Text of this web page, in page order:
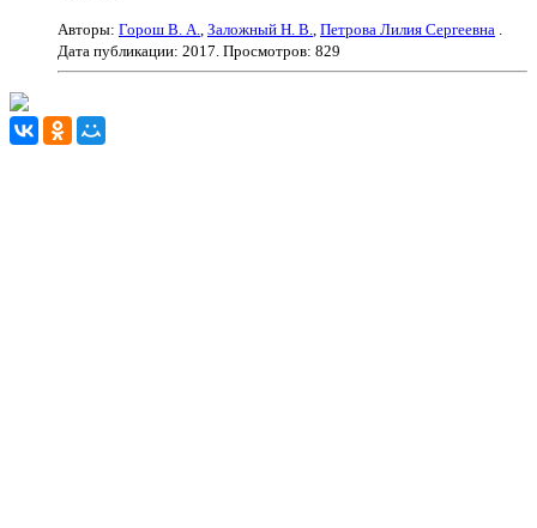
Авторы: Горош В. А., Заложный Н. В., Петрова Лилия Сергеевна .
Дата публикации: 2017. Просмотров: 829